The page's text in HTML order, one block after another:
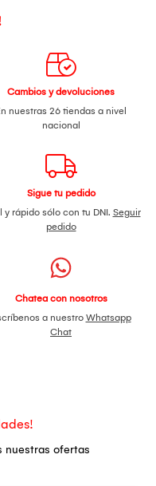
Cambios y devoluciones
nuestras 26 tiendas a nivel
nacional
Sigue tu pedido
y rápido sólo con tu DNI. Seguir
pedido
Chatea con nosotros
a nuestro Whatsapp
Chat
nuestras ofertas